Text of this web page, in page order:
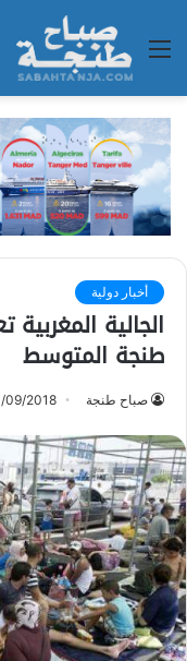
القائمة
أخبار دولية
الجالية
طنجة المتوسط
صباح طنجة 09/2018